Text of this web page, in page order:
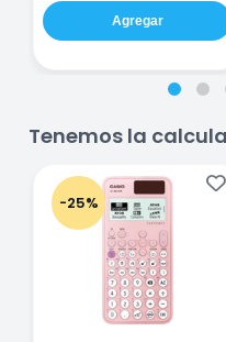
Agregar
Tenemos la
-25%